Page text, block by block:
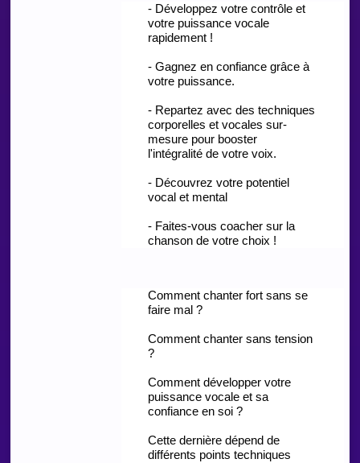
- Développez votre contrôle et
votre puissance vocale
rapidement !
- Gagnez en confiance grâce à
votre puissance.
- Repartez avec des techniques
corporelles et vocales sur-
mesure pour booster
l'intégralité de votre voix.
- Découvrez votre potentiel
vocal et mental
- Faites-vous coacher sur la
chanson de votre choix !
Comment chanter fort sans se
faire mal ?
Comment chanter sans tension
?
Comment développer votre
puissance vocale et sa
confiance en soi ?
Cette dernière dépend de
différents points techniques